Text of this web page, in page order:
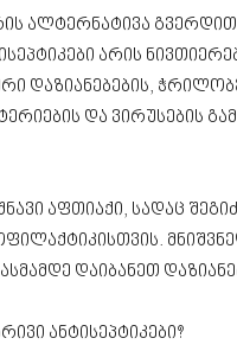
ალტერნატივა
არის
დაზიანებების,
და ვირუსების
აფთიაქი, სადაც
დაიბანეთ
ანტისეპტიკები?